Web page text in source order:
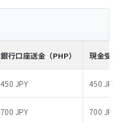
銀行口座送金 （PHP） 現金受
450 JPY 450 JPY
700 JPY 700 JPY